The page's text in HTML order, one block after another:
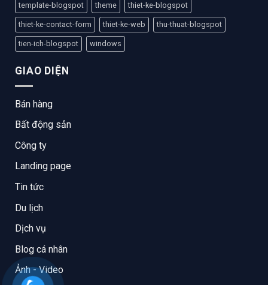
template-blogspot theme thiet-ke-blogspot
thiet-ke-contact-form thiet-ke-web thu-thuat-blogspot
tien-ich-blogspot windows
GIAO DIỆN
Bán hàng
Bất động sản
Công ty
Landing page
Tin tức
Du lịch
Dịch vụ
Blog cá nhân
Ảnh - Video